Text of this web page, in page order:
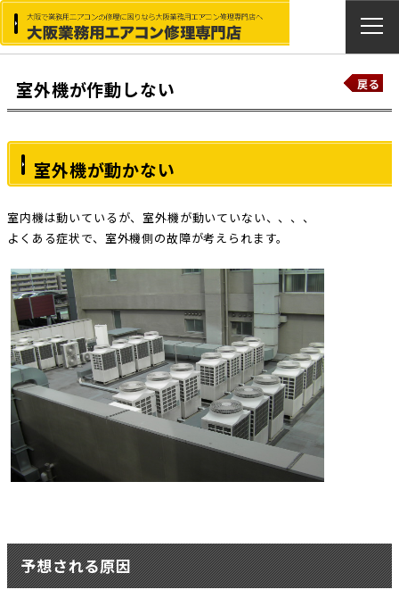
室外機が作動しない 戻る
室外機が動かない
室内機は動いているが、室外機が動いていない、、、、
よくある症状で、室外機側の故障が考えられます。
予想される原因